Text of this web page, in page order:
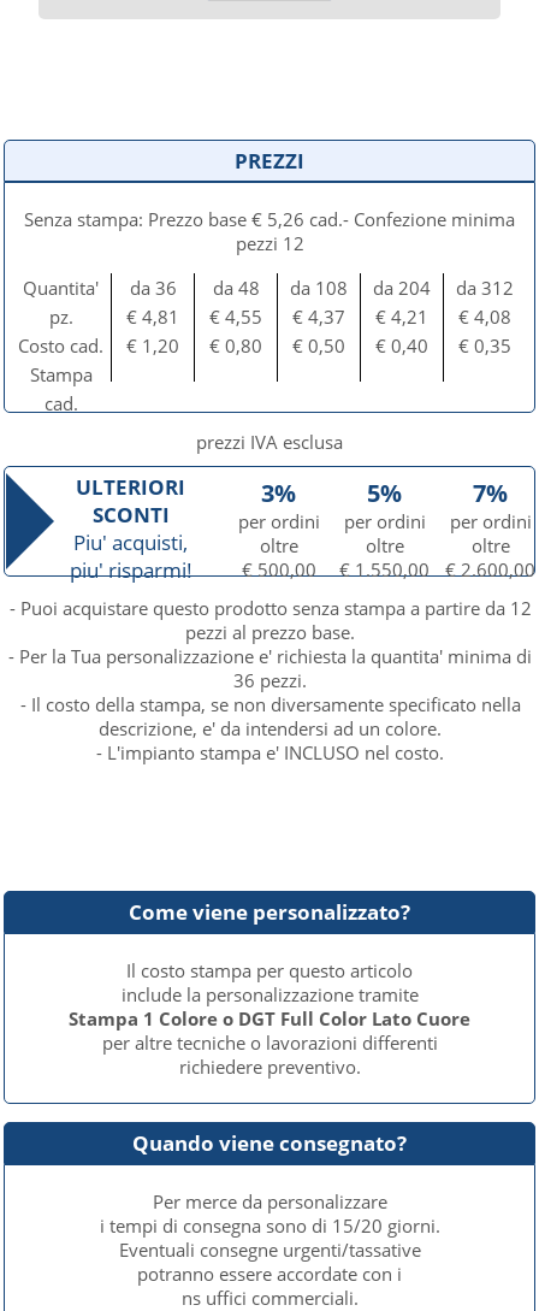
PREZZI
Senza stampa: Prezzo base € 5,26 cad.- Confezione minima
pezzi 12
Quantita'
pz.
Costo cad.
Stampa
cad.
da 36
€ 4,81
€ 1,20
da 48
€ 4,55
€ 0,80
da 108
€ 4,37
€ 0,50
da 204
€ 4,21
€ 0,40
da 312
€ 4,08
€ 0,35
prezzi IVA esclusa
ULTERIORI
SCONTI
Piu' acquisti,
piu' risparmi!
3%
per ordini
oltre
€ 500,00
5%
per ordini
oltre
€ 1.550,00
7%
per ordini
oltre
€ 2.600,00
- Puoi acquistare questo prodotto senza stampa a partire da 12
pezzi al prezzo base.
- Per la Tua personalizzazione e' richiesta la quantita' minima di
36 pezzi.
- Il costo della stampa, se non diversamente specificato nella
descrizione, e' da intendersi ad un colore.
- L'impianto stampa e' INCLUSO nel costo.
Come viene personalizzato?
Il costo stampa per questo articolo
include la personalizzazione tramite
Stampa 1 Colore o DGT Full Color Lato Cuore
per altre tecniche o lavorazioni differenti
richiedere preventivo.
Quando viene consegnato?
Per merce da personalizzare
i tempi di consegna sono di 15/20 giorni.
Eventuali consegne urgenti/tassative
potranno essere accordate con i
ns uffici commerciali.